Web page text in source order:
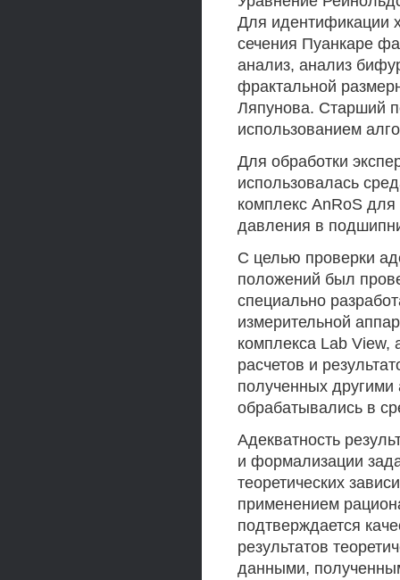
Для идентификации
сечения Пуанкаре
анализ, анализ
фрактальной
Ляпунова. Старший
использованием
Для обработки
использовалась
комплекс AnRoS для
давления в
С целью проверки
положений был
специально
измерительной
комплекса Lab View,
расчетов и
полученных
обрабатывались в
Адекватность
и формализации
теоретических
применением
подтверждается
результатов
данными,